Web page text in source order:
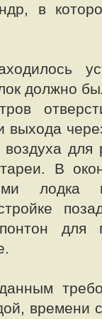
в
должно
для
В
лодка
для
времени